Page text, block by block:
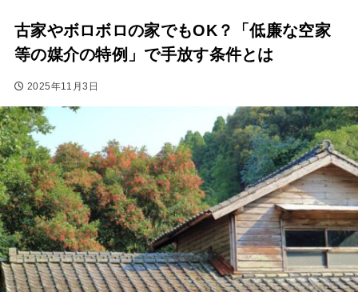
古家やボロボロの家でもOK？「低廉な空家
等の媒介の特例」で手放す条件とは
2025年11月3日